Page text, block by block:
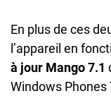
En plus de ces
l’appareil en
à jour Mango 7.1
Windows Phones